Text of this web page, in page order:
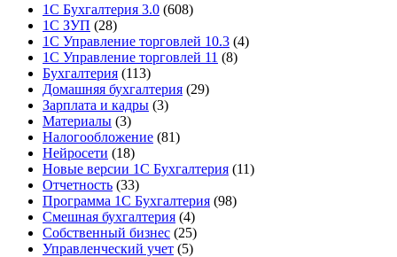
1С Бухгалтерия 3.0 (608)
1С ЗУП (28)
1С Управление торговлей 10.3 (4)
1С Управление торговлей 11 (8)
Бухгалтерия (113)
Домашняя бухгалтерия (29)
Зарплата и кадры (3)
Материалы (3)
Налогообложение (81)
Нейросети (18)
Новые версии 1С Бухгалтерия (11)
Отчетность (33)
Программа 1С Бухгалтерия (98)
Смешная бухгалтерия (4)
Собственный бизнес (25)
Управленческий учет (5)